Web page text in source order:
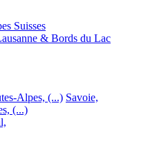
Suisses
& Bords du Lac
Alpes, (...) Savoie,
(...)